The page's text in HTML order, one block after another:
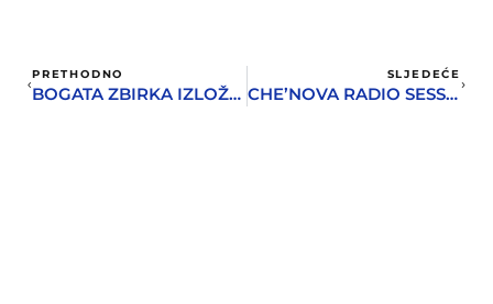
PRETHODNO
BOGATA ZBIRKA IZLOŽBENIH KATALOGA – POKLON GRADSKOJ BIBLIOTECI
SLJEDEĆE
CHE’NOVA RADIO SESSION BY DJ NESSUNO